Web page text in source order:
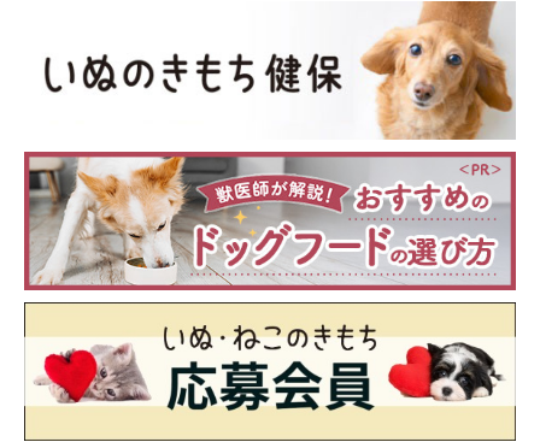
ラウマから当初は人間を怖がり逃げまどっていたが、約２カ月ほ
どでただの破壊王へ。ついでにデブになる。運動神経はかなりい
いので、家では「動けるデブ」と呼ばれている。